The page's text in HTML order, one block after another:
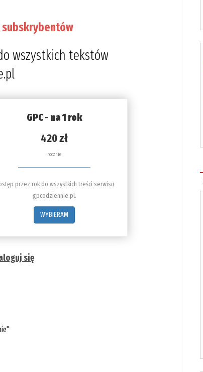
wszystkich tekstów
GPC - na 1 rok
420 zł
rocznie
przez rok do wszystkich treści serwisu
gpcodziennie.pl.
WYBIERAM
się